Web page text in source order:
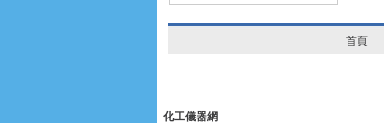
首頁
化工儀器網